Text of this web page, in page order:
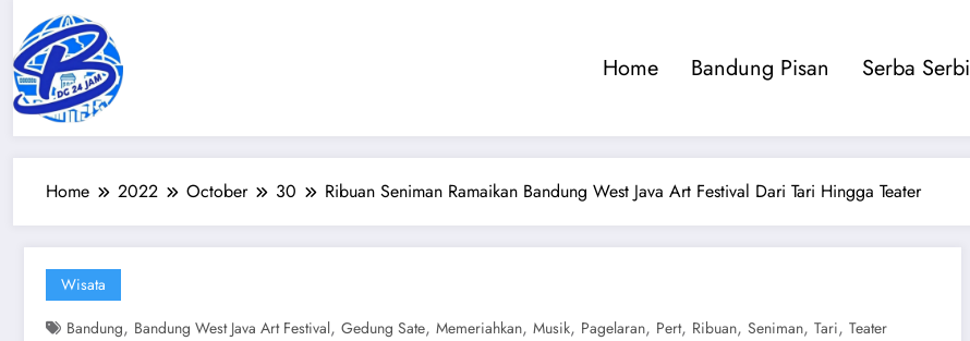
content
Home Bandung Pisan Serba Serbi
Home 2022 October 30 Ribuan Seniman Ramaikan Bandung West Java Art Festival Dari Tari Hingga Teater
Wisata
Bandung, Bandung West Java Art Festival, Gedung Sate, Memeriahkan, Musik, Pagelaran, Pert, Ribuan, Seniman, Tari, Teater